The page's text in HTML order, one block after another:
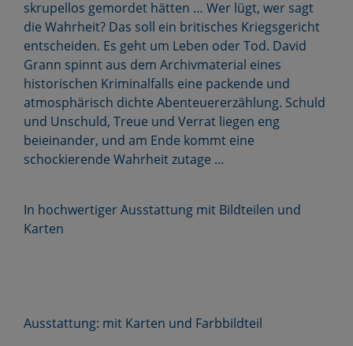
skrupellos gemordet hätten … Wer lügt, wer sagt
die Wahrheit? Das soll ein britisches Kriegsgericht
entscheiden. Es geht um Leben oder Tod. David
Grann spinnt aus dem Archivmaterial eines
historischen Kriminalfalls eine packende und
atmosphärisch dichte Abenteuererzählung. Schuld
und Unschuld, Treue und Verrat liegen eng
beieinander, und am Ende kommt eine
schockierende Wahrheit zutage …
In hochwertiger Ausstattung mit Bildteilen und
Karten
Ausstattung: mit Karten und Farbbildteil